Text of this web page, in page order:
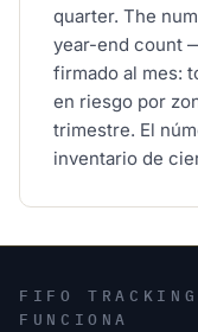
quarter. The
year-end count
firmado al mes:
en riesgo por
trimestre. El
inventario de
FIFO
FUNCIONA